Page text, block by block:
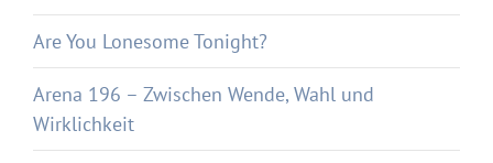
Are You Lonesome Tonight?
Arena 196 – Zwischen Wende, Wahl und
Wirklichkeit